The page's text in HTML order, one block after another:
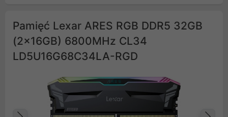
Pamięć Lexar ARES RGB DDR5 32GB
(2x16GB) 6800MHz CL34
LD5U16G68C34LA-RGD